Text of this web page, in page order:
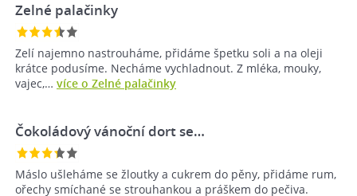
Zelné palačinky
Zelí najemno nastrouháme, přidáme špetku soli a na oleji
krátce podusíme. Necháme vychladnout. Z mléka, mouky,
vajec,… více o Zelné palačinky
Čokoládový vánoční dort se…
Máslo ušleháme se žloutky a cukrem do pěny, přidáme rum,
ořechy smíchané se strouhankou a práškem do pečiva.